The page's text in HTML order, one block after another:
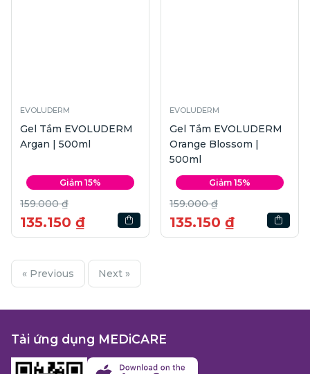
EVOLUDERM
Gel Tắm EVOLUDERM
Argan | 500ml
Giảm 15%
159.000 ₫
135.150 ₫
EVOLUDERM
Gel Tắm EVOLUDERM
Orange Blossom |
500ml
Giảm 15%
159.000 ₫
135.150 ₫
« Previous Next »
Tải ứng dụng MEDiCARE